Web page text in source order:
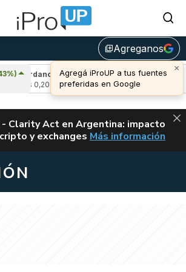
library_addAgreganos
×
Agregá iProUP a tus fuentes
preferidas en Google
Cardano (-1,59%)
u$s 0,20
Avalanche
u$s 6,47
ALERTA
Clarity Act en Argentina: impacto
y exchanges CLARITY ACT EN
Más información